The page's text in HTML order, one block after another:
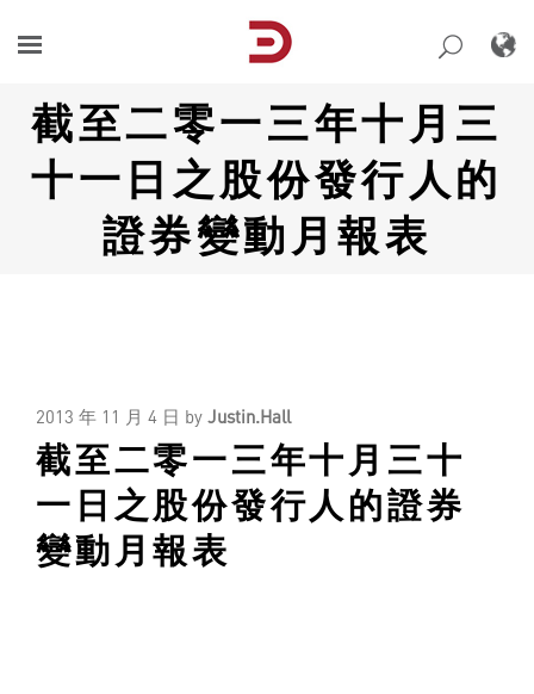
content
截至二零一三年十月三
十一日之股份發行人的
證券變動月報表
2013 年 11 月 4 日 by Justin.Hall
截至二零一三年十月三十
一日之股份發行人的證券
變動月報表